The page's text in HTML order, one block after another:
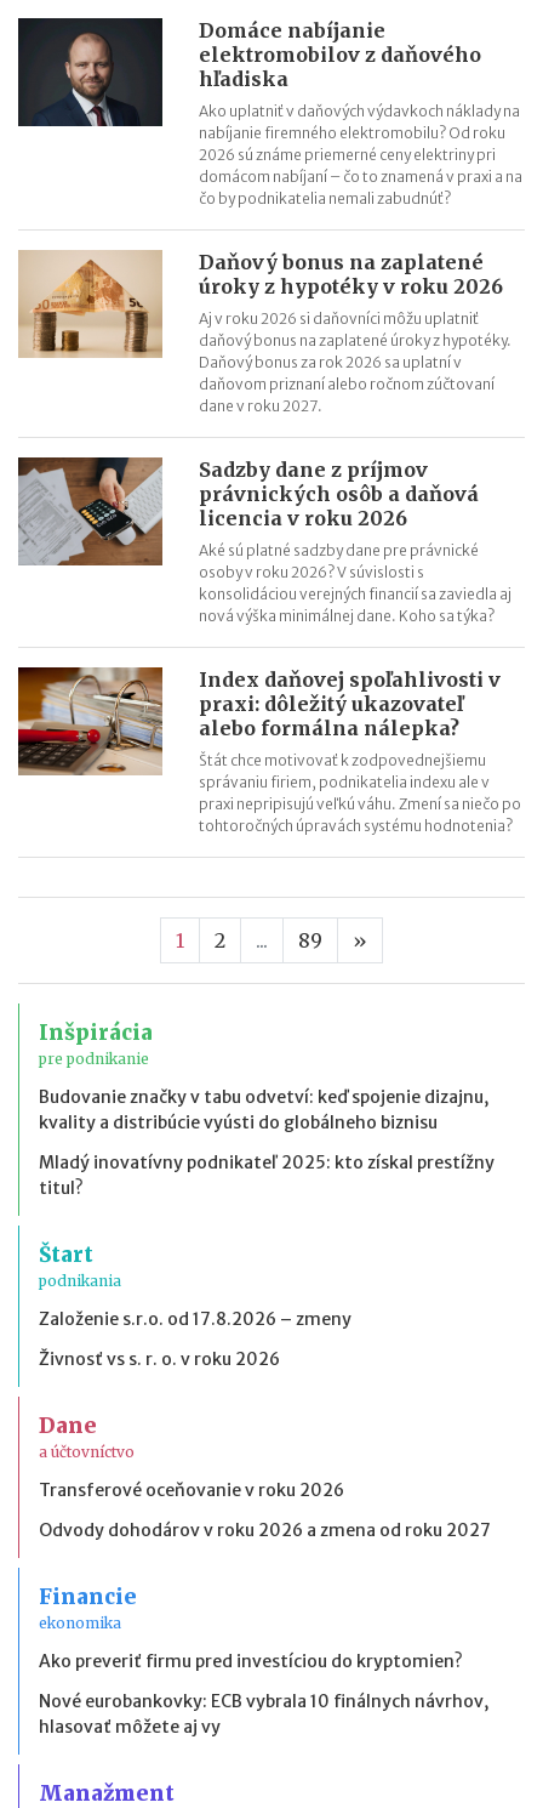
Domáce nabíjanie
elektromobilov z daňového
hľadiska
Ako uplatniť v daňových výdavkoch náklady na
nabíjanie firemného elektromobilu? Od roku
2026 sú známe priemerné ceny elektriny pri
domácom nabíjaní – čo to znamená v praxi a na
čo by podnikatelia nemali zabudnúť?
Daňový bonus na zaplatené
úroky z hypotéky v roku 2026
Aj v roku 2026 si daňovníci môžu uplatniť
daňový bonus na zaplatené úroky z hypotéky.
Daňový bonus za rok 2026 sa uplatní v
daňovom priznaní alebo ročnom zúčtovaní
dane v roku 2027.
Sadzby dane z príjmov
právnických osôb a daňová
licencia v roku 2026
Aké sú platné sadzby dane pre právnické
osoby v roku 2026? V súvislosti s
konsolidáciou verejných financií sa zaviedla aj
nová výška minimálnej dane. Koho sa týka?
Index daňovej spoľahlivosti v
praxi: dôležitý ukazovateľ
alebo formálna nálepka?
Štát chce motivovať k zodpovednejšiemu
správaniu firiem, podnikatelia indexu ale v
praxi nepripisujú veľkú váhu. Zmení sa niečo po
tohtoročných úpravách systému hodnotenia?
1 2 ... 89 »
Inšpirácia
pre podnikanie
Budovanie značky v tabu odvetví: keď spojenie dizajnu,
kvality a distribúcie vyústi do globálneho biznisu
Mladý inovatívny podnikateľ 2025: kto získal prestížny
titul?
Štart
podnikania
Založenie s.r.o. od 17.8.2026 – zmeny
Živnosť vs s. r. o. v roku 2026
Dane
a účtovníctvo
Transferové oceňovanie v roku 2026
Odvody dohodárov v roku 2026 a zmena od roku 2027
Financie
ekonomika
Ako preveriť firmu pred investíciou do kryptomien?
Nové eurobankovky: ECB vybrala 10 finálnych návrhov,
hlasovať môžete aj vy
Manažment